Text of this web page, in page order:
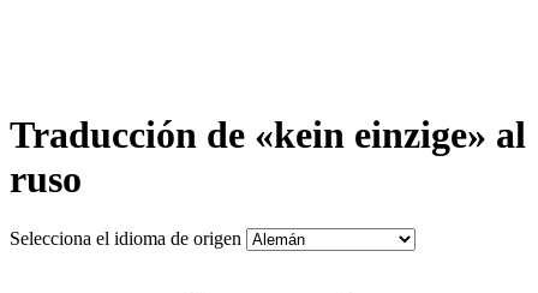
Traducción de «kein einzige» al
ruso
Selecciona el idioma de origen